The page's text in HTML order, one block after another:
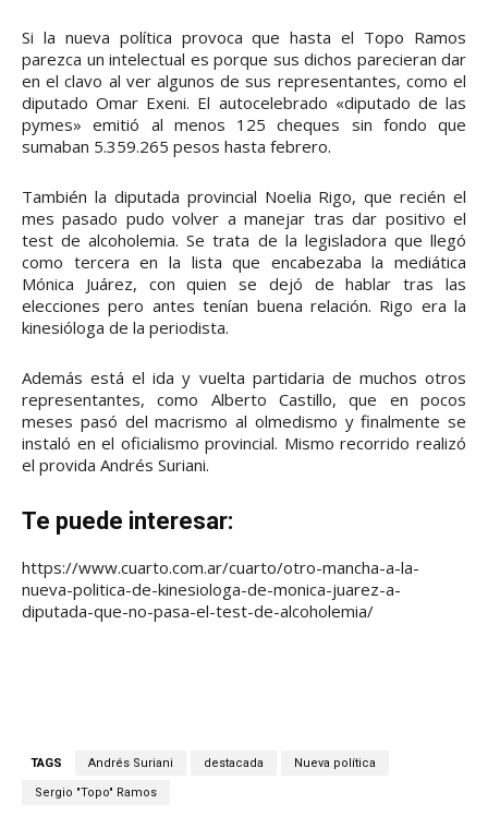
Si la nueva política provoca que hasta el Topo Ramos
parezca un intelectual es porque sus dichos parecieran dar
en el clavo al ver algunos de sus representantes, como el
diputado Omar Exeni. El autocelebrado «diputado de las
pymes» emitió al menos 125 cheques sin fondo que
sumaban 5.359.265 pesos hasta febrero.
También la diputada provincial Noelia Rigo, que recién el
mes pasado pudo volver a manejar tras dar positivo el
test de alcoholemia. Se trata de la legisladora que llegó
como tercera en la lista que encabezaba la mediática
Mónica Juárez, con quien se dejó de hablar tras las
elecciones pero antes tenían buena relación. Rigo era la
kinesióloga de la periodista.
Además está el ida y vuelta partidaria de muchos otros
representantes, como Alberto Castillo, que en pocos
meses pasó del macrismo al olmedismo y finalmente se
instaló en el oficialismo provincial. Mismo recorrido realizó
el provida Andrés Suriani.
Te puede interesar:
https://www.cuarto.com.ar/cuarto/otro-mancha-a-la-
nueva-politica-de-kinesiologa-de-monica-juarez-a-
diputada-que-no-pasa-el-test-de-alcoholemia/
TAGS Andrés Suriani destacada Nueva política
Sergio "Topo" Ramos